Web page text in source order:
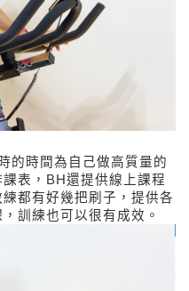
的時間為自己做高質量的
表， BH還提供線上課程
都有好幾把刷子，提供各
訓練也可以很有成效。